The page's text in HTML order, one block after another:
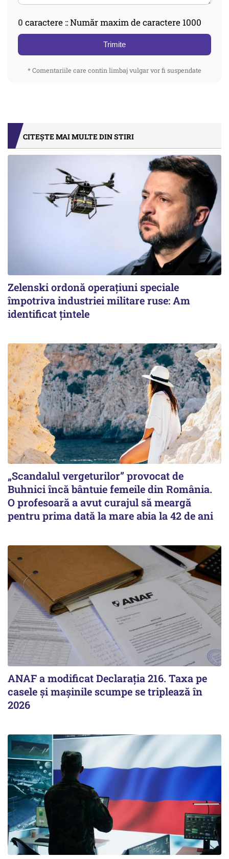
0 caractere :: Număr maxim de caractere 1000
Trimite
* Comentariile care contin limbaj vulgar vor fi suspendate
CITEȘTE MAI MULTE DIN STIRI
Zelenski ordonă operațiuni speciale
împotriva industriei militare ruse: Am
identificat țintele
„Scandalul vergeturilor” provocat de
Buhnici încă bântuie femeile din România.
O profesoară a avut curajul să meargă
pentru prima dată la mare abia la 42 de ani
ANAF a modificat Declarația 216. Taxa pe
casele și mașinile scumpe se triplează în
2026